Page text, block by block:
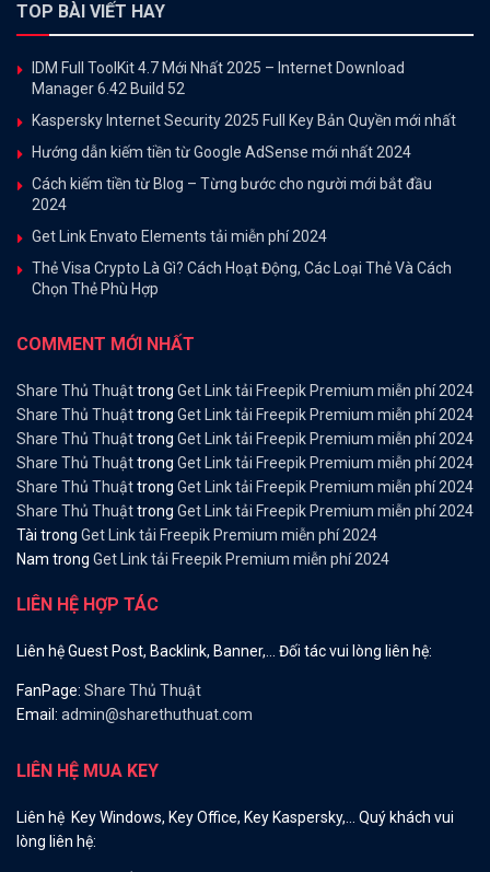
TOP BÀI VIẾT HAY
IDM Full ToolKit 4.7 Mới Nhất 2025 – Internet Download
Manager 6.42 Build 52
Kaspersky Internet Security 2025 Full Key Bản Quyền mới nhất
Hướng dẫn kiếm tiền từ Google AdSense mới nhất 2024
Cách kiếm tiền từ Blog – Từng bước cho người mới bắt đầu
2024
Get Link Envato Elements tải miễn phí 2024
Thẻ Visa Crypto Là Gì? Cách Hoạt Động, Các Loại Thẻ Và Cách
Chọn Thẻ Phù Hợp
COMMENT MỚI NHẤT
Share Thủ Thuậttrong Get Link tải Freepik Premium miễn phí 2024
Share Thủ Thuậttrong Get Link tải Freepik Premium miễn phí 2024
Share Thủ Thuậttrong Get Link tải Freepik Premium miễn phí 2024
Share Thủ Thuậttrong Get Link tải Freepik Premium miễn phí 2024
Share Thủ Thuậttrong Get Link tải Freepik Premium miễn phí 2024
Share Thủ Thuậttrong Get Link tải Freepik Premium miễn phí 2024
Tài trong Get Link tải Freepik Premium miễn phí 2024
Nam trong Get Link tải Freepik Premium miễn phí 2024
LIÊN HỆ HỢP TÁC
Liên hệ Guest Post, Backlink, Banner,… Đối tác vui lòng liên hệ:
FanPage: Share Thủ Thuật
Email: admin@sharethuthuat.com
LIÊN HỆ MUA KEY
Liên hệ Key Windows, Key Office, Key Kaspersky,… Quý khách vui
lòng liên hệ: